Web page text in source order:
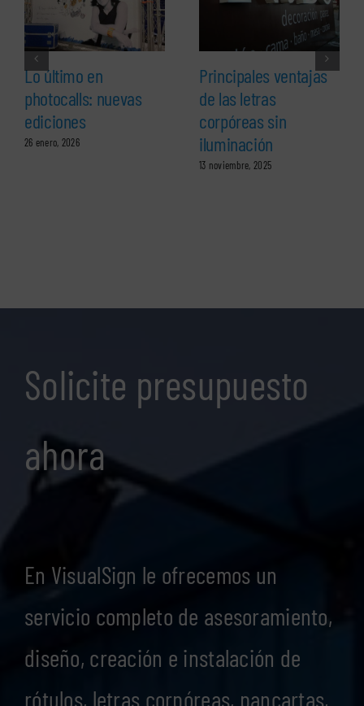
Lo último en
photocalls: nuevas
ediciones
26 enero, 2026
Principales ventajas
de las letras
corpóreas sin
iluminación
13 noviembre, 2025
Solicite presupuesto
ahora
En VisualSign le ofrecemos un
servicio completo de asesoramiento,
diseño, creación e instalación de
rótulos, letras corpóreas, pancartas,